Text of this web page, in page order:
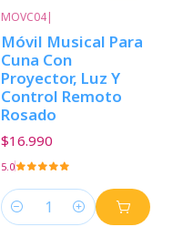
MOVC04|
Móvil Musical Para
Cuna Con
Proyector, Luz Y
Control Remoto
Rosado
$16.990
5.0
Cantidad